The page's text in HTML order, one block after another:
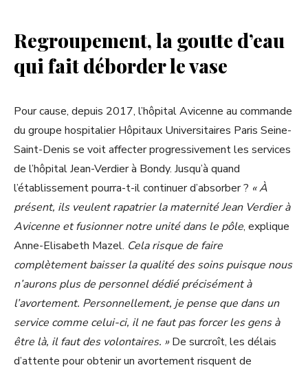
Regroupement, la goutte d’eau
qui fait déborder le vase
Pour cause, depuis 2017, l’hôpital Avicenne au commande
du groupe hospitalier Hôpitaux Universitaires Paris Seine-
Saint-Denis se voit affecter progressivement les services
de l’hôpital Jean-Verdier à Bondy. Jusqu’à quand
l’établissement pourra-t-il continuer d’absorber ? « À
présent, ils veulent rapatrier la maternité Jean Verdier à
Avicenne et fusionner notre unité dans le pôle, explique
Anne-Elisabeth Mazel. Cela risque de faire
complètement baisser la qualité des soins puisque nous
n’aurons plus de personnel dédié précisément à
l’avortement. Personnellement, je pense que dans un
service comme celui-ci, il ne faut pas forcer les gens à
être là, il faut des volontaires. »De surcroît, les délais
d’attente pour obtenir un avortement risquent de